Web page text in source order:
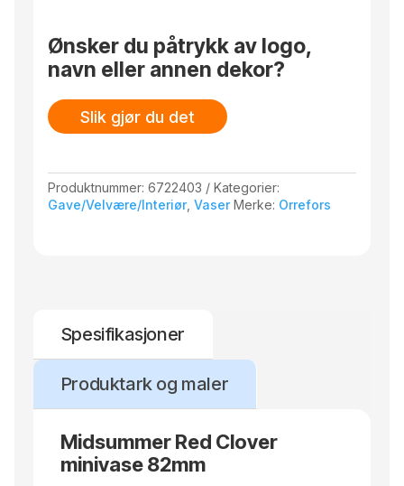
av Claesson Koivisto Rune. Minivasen er 82
mm høy.
Ønsker du påtrykk av logo,
navn eller annen dekor?
Slik gjør du det
Produktnummer:6722403
Kategorier:
Gave/Velvære/Interiør,Vaser Merke: Orrefors
Spesifikasjoner
Produktark og maler
Midsummer Red Clover
minivase 82mm